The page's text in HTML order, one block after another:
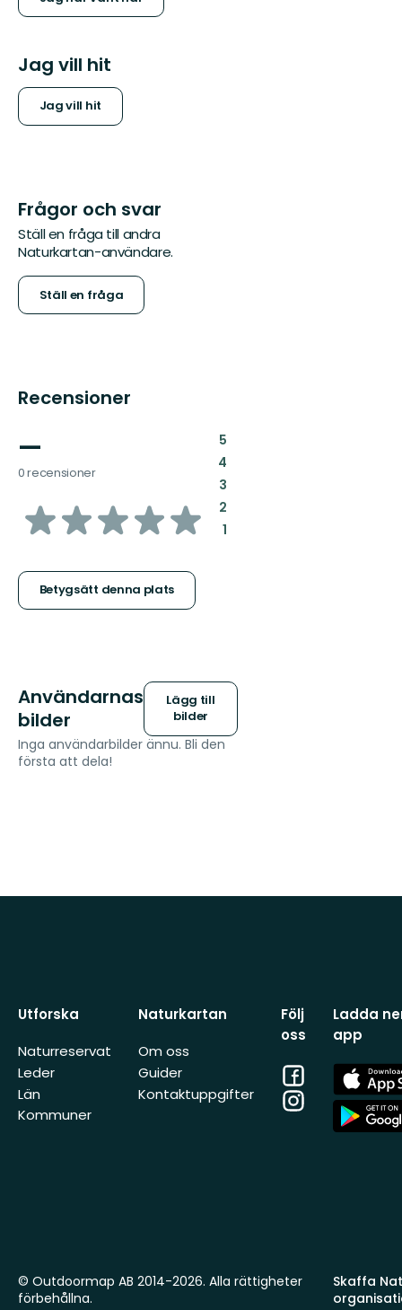
Jag vill hit
Jag vill hit
Frågor och svar
Ställ en fråga till andra
Naturkartan-användare.
Ställ en fråga
Recensioner
—
0 recensioner
av
stjärnor
Betygsätt denna plats
5:
4:
3:
2:
1:
Användarnas
bilder
Lägg till
bilder
Inga användarbilder ännu. Bli den
första att dela!
Utforska
Naturreservat
Leder
Län
Kommuner
Naturkartan
Om oss
Guider
Kontaktuppgifter
Följ
oss
Facebook
Instagram
Ladda
app
App
Store
App
Store
Skaffa
© Outdoormap AB 2014-2026. Alla rättigheter
förbehållna.